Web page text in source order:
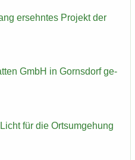
er­sehn­tes Pro­jekt der
GmbH in Gorns­dorf ge­
für die Orts­um­ge­hung